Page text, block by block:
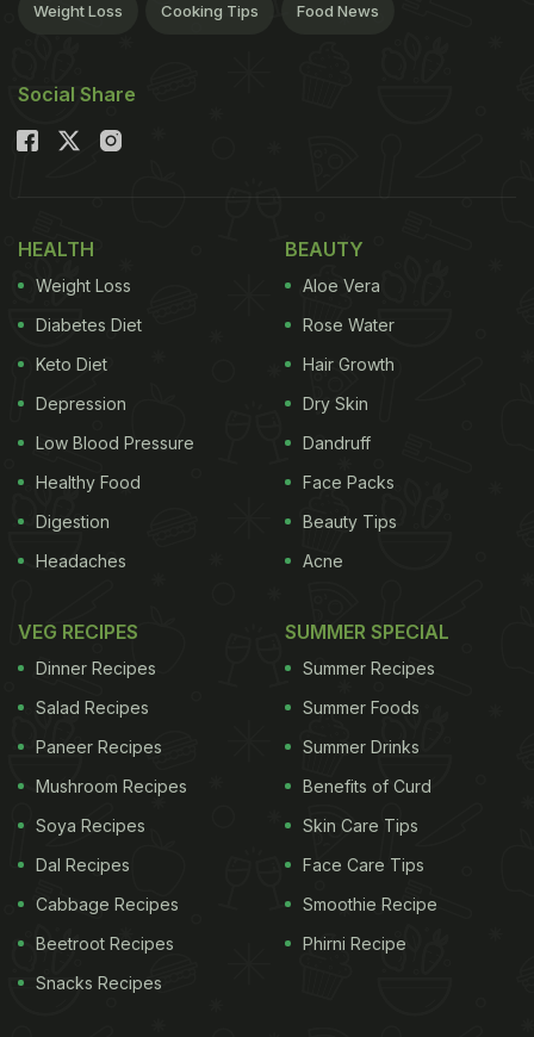
Weight Loss Cooking Tips Food News
Social Share
HEALTH
Weight Loss
Diabetes Diet
Keto Diet
Depression
Low Blood Pressure
Healthy Food
Digestion
Headaches
BEAUTY
Aloe Vera
Rose Water
Hair Growth
Dry Skin
Dandruff
Face Packs
Beauty Tips
Acne
VEG RECIPES
Dinner Recipes
Salad Recipes
Paneer Recipes
Mushroom Recipes
Soya Recipes
Dal Recipes
Cabbage Recipes
Beetroot Recipes
Snacks Recipes
SUMMER SPECIAL
Summer Recipes
Summer Foods
Summer Drinks
Benefits of Curd
Skin Care Tips
Face Care Tips
Smoothie Recipe
Phirni Recipe